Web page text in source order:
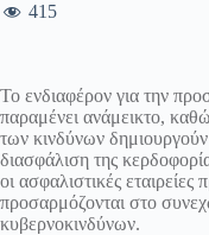
415
Το ενδιαφέρον για την
παραμένει ανάμεικτο,
των κινδύνων
διασφάλιση της
οι ασφαλιστικές
προσαρμόζονται στο
κυβερνοκινδύνων.